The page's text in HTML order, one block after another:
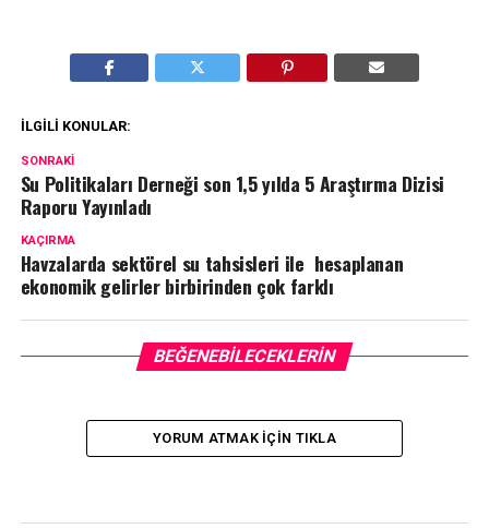
İLGILI KONULAR:
SONRAKI
Su Politikaları Derneği son 1,5 yılda 5 Araştırma Dizisi
Raporu Yayınladı
KAÇIRMA
Havzalarda sektörel su tahsisleri ile hesaplanan
ekonomik gelirler birbirinden çok farklı
BEĞENEBILECEKLERIN
YORUM ATMAK IÇIN TIKLA